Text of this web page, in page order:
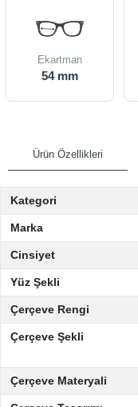
Ekartman
54 mm
Ürün Özellikleri
Kategori
Marka
Cinsiyet
Yüz Şekli
Çerçeve Rengi
Çerçeve Şekli
Çerçeve Materyali